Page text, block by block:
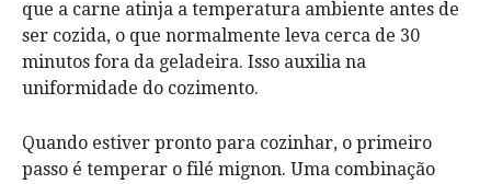
que a carne atinja a temperatura ambiente antes de
ser cozida, o que normalmente leva cerca de 30
minutos fora da geladeira. Isso auxilia na
uniformidade do cozimento.
Quando estiver pronto para cozinhar, o primeiro
passo é temperar o filé mignon. Uma combinação